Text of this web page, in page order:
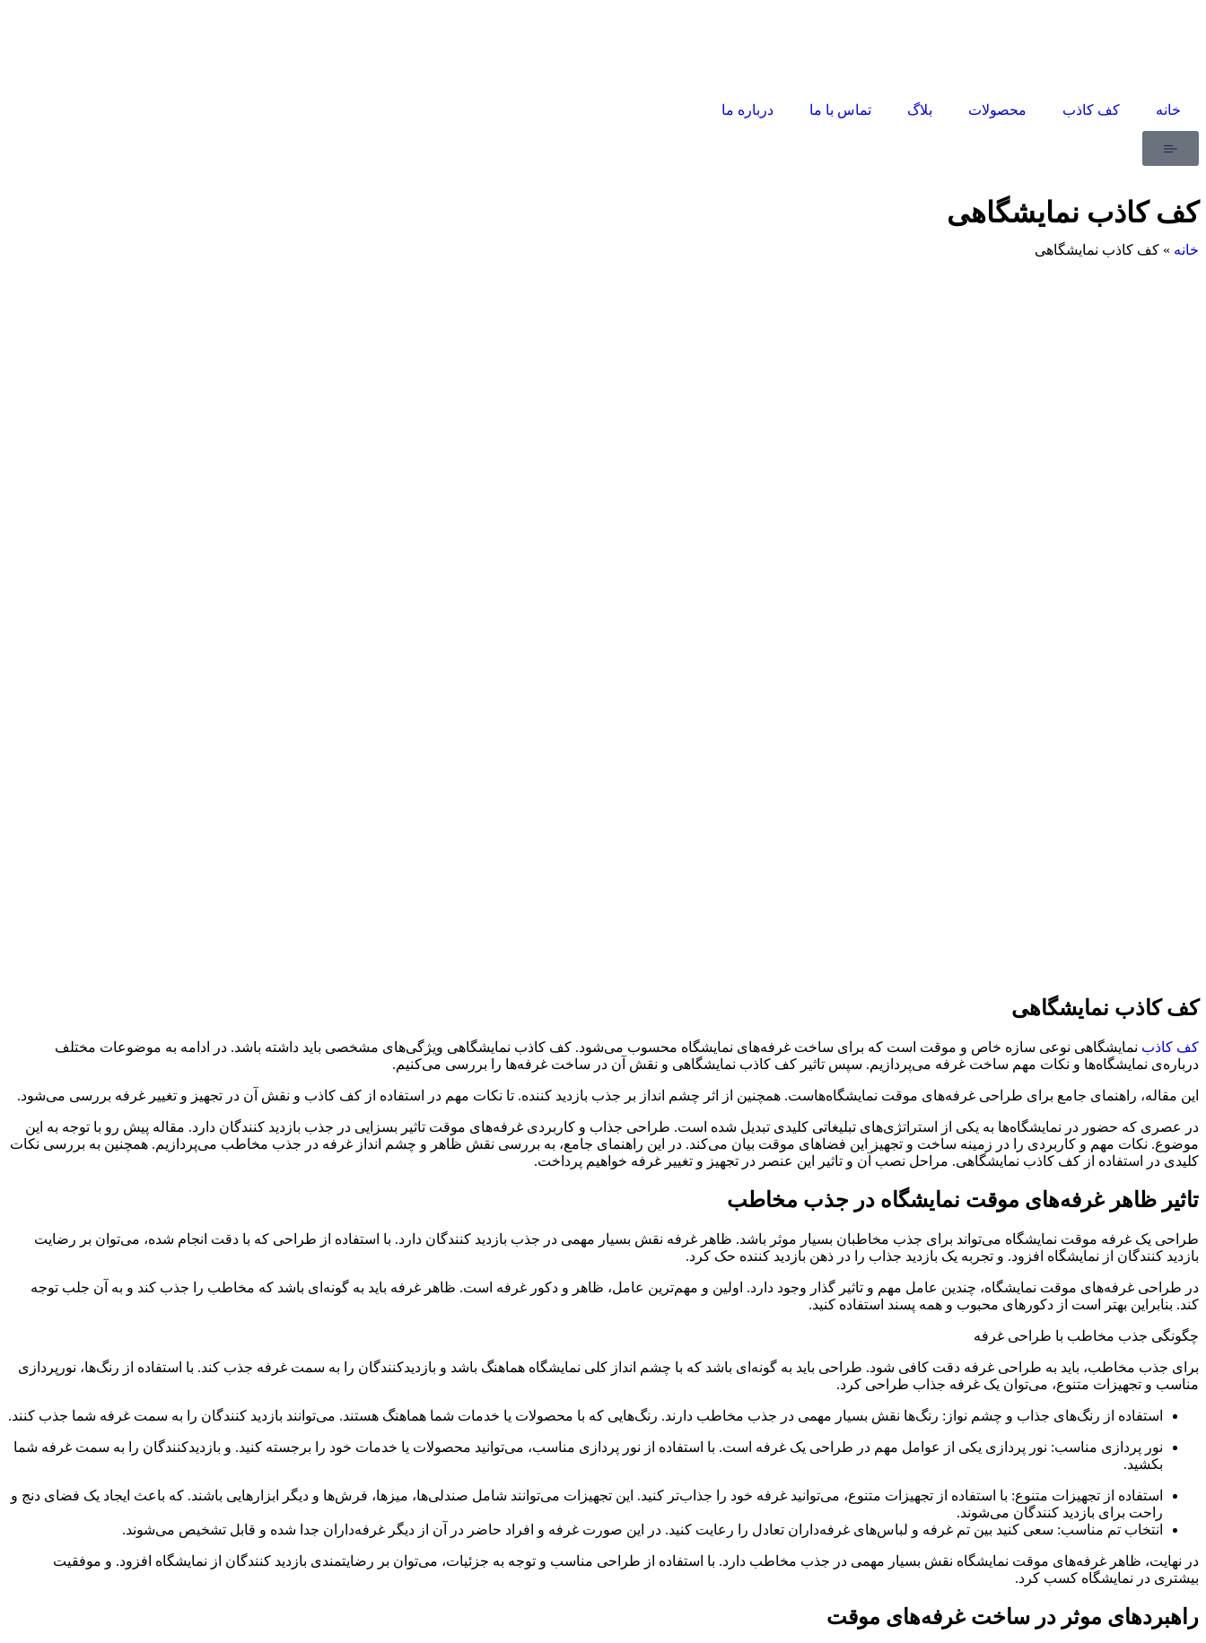
خانه کف کاذب محصولات بلاگ تماس با ما درباره ما
کف کاذب نمایشگاهی
خانه » کف کاذب نمایشگاهی
کف کاذب نمایشگاهی
کف کاذب نمایشگاهی نوعی سازه خاص و موقت است که برای ساخت غرفه‌های نمایشگاه محسوب می‌شود. کف کاذب نمایشگاهی ویژگی‌های مشخصی باید داشته باشد. در ادامه به موضوعات مختلف
درباره‌ی نمایشگاه‌ها و نکات مهم ساخت غرفه می‌پردازیم. سپس تاثیر کف کاذب نمایشگاهی و نقش آن در ساخت غرفه‌ها را بررسی می‌کنیم.
این مقاله، راهنمای جامع برای طراحی غرفه‌های موقت نمایشگاه‌هاست. همچنین از اثر چشم‌ انداز بر جذب بازدید‌ کننده. تا نکات مهم در استفاده از کف کاذب و نقش آن در تجهیز و تغییر غرفه بررسی می‌شود.
در عصری که حضور در نمایشگاه‌ها به یکی از استراتژی‌های تبلیغاتی کلیدی تبدیل ‌شده‌ است. طراحی جذاب و کاربردی غرفه‌های موقت تاثیر بسزایی در جذب بازدید‌ کنندگان دارد. مقاله پیش رو با توجه به این
موضوع. نکات مهم و کاربردی را در زمینه ساخت و تجهیز این فضاهای موقت بیان می‌کند. در این راهنمای جامع، به بررسی نقش ظاهر و چشم‌ انداز غرفه در جذب مخاطب می‌پردازیم. همچنین به بررسی نکات
کلیدی در استفاده از کف کاذب نمایشگاهی. مراحل نصب آن و تاثیر این عنصر در تجهیز و تغییر غرفه خواهیم پرداخت.
تاثیر ظاهر غرفه‌های موقت نمایشگاه در جذب مخاطب
طراحی یک غرفه موقت نمایشگاه می‌تواند برای جذب مخاطبان بسیار موثر باشد. ظاهر غرفه نقش بسیار مهمی در جذب بازدید کنندگان دارد. با استفاده از طراحی که با دقت انجام شده، می‌توان بر رضایت
بازدید کنندگان از نمایشگاه افزود. و تجربه یک بازدید جذاب را در ذهن بازدید کننده حک کرد.
در طراحی غرفه‌های موقت نمایشگاه، چندین عامل مهم و تاثیر گذار وجود دارد. اولین و مهم‌ترین عامل، ظاهر و دکور غرفه است. ظاهر غرفه باید به گونه‌ای باشد که مخاطب را جذب کند و به آن جلب توجه
کند. بنابراین بهتر است از دکورهای محبوب و همه پسند استفاده کنید.
چگونگی جذب مخاطب با طراحی غرفه
برای جذب مخاطب، باید به طراحی غرفه دقت کافی شود. طراحی باید به گونه‌ای باشد که با چشم‌ انداز کلی نمایشگاه هماهنگ باشد و بازدیدکنندگان را به سمت غرفه جذب کند. با استفاده از رنگ‌ها، نورپردازی
مناسب و تجهیزات متنوع، می‌توان یک غرفه جذاب طراحی کرد.
استفاده از رنگ‌های جذاب و چشم‌ نواز: رنگ‌ها نقش بسیار مهمی در جذب مخاطب دارند. رنگ‌هایی که با محصولات یا خدمات شما هماهنگ هستند. می‌توانند بازدید کنندگان را به سمت غرفه شما جذب کنند.
نور پردازی مناسب: نور پردازی یکی از عوامل مهم در طراحی یک غرفه است. با استفاده از نور پردازی مناسب، می‌توانید محصولات یا خدمات خود را برجسته کنید. و بازدیدکنندگان را به سمت غرفه شما
بکشید.
استفاده از تجهیزات متنوع: با استفاده از تجهیزات متنوع، می‌توانید غرفه خود را جذاب‌تر کنید. این تجهیزات می‌توانند شامل صندلی‌ها، میزها، فرش‌ها و دیگر ابزارهایی باشند. که باعث ایجاد یک فضای دنج و
راحت برای بازدید کنندگان می‌شوند.
انتخاب تم مناسب: سعی کنید بین تم غرفه و لباس‌های غرفه‌داران تعادل را رعایت کنید. در این صورت غرفه و افراد حاضر در آن از دیگر غرفه‌داران جدا شده و قابل تشخیص می‌شوند.
در نهایت، ظاهر غرفه‌های موقت نمایشگاه نقش بسیار مهمی در جذب مخاطب دارد. با استفاده از طراحی مناسب و توجه به جزئیات، می‌توان بر رضایتمندی بازدید کنندگان از نمایشگاه افزود. و موفقیت
بیشتری در نمایشگاه کسب کرد.
راهبردهای موثر در ساخت غرفه‌های موقت